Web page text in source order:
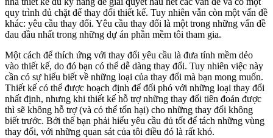
quy trình đủ chặt để thay đổi thiết kế. Tuy nhiên vẫn còn một vấn đề
khác: yêu cầu thay đổi. Yêu cầu thay đổi là một trong những vấn đề
đau đầu nhất trong những dự án phần mềm tôi tham gia.
Một cách để thích ứng với thay đổi yêu cầu là đưa tính mềm dẻo
vào thiết kế, do đó bạn có thể dễ dàng thay đổi. Tuy nhiên việc này
cần có sự hiểu biết về những loại của thay đổi mà bạn mong muốn.
Thiết kế có thể được hoạch định để đối phó với những loại thay đổi
nhất định, nhưng khi thiết kế hỗ trợ những thay đổi tiên đoán được
thì sẽ không hỗ trợ (và có thể tổn hại) cho những thay đổi không
biết trước. Bởi thế bạn phải hiểu yêu cầu đủ tốt để tách những vùng
thay đổi, với những quan sát của tôi điều đó là rất khó.